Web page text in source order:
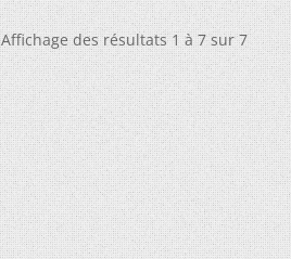
Affichage des résultats 1 à 7 sur 7